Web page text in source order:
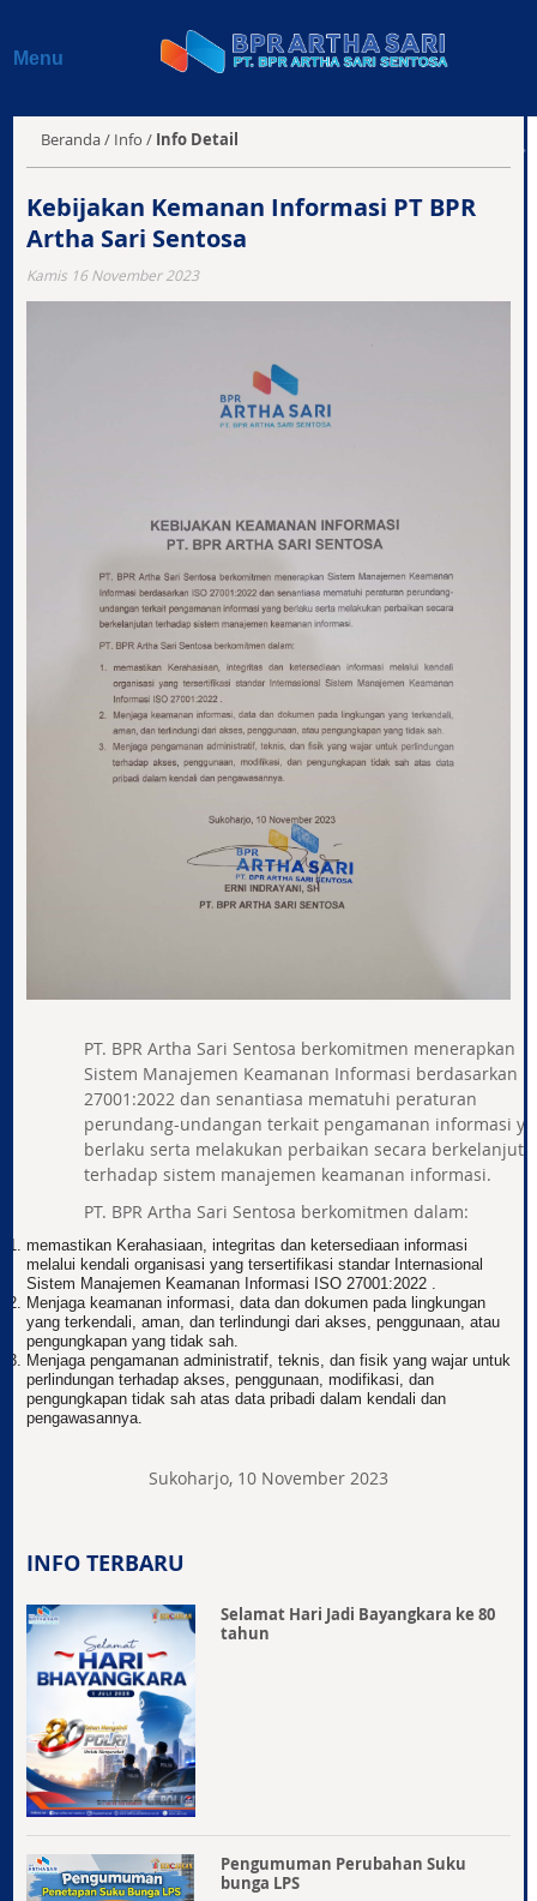
Produk & Layanan
Info BPR
Menu
Beranda/ Info / Info Detail
Kebijakan Kemanan Informasi PT BPR
Artha Sari Sentosa
Kamis 16 November 2023
PT. BPR Artha Sari Sentosa berkomitmen menerapkan
Sistem Manajemen Keamanan Informasi berdasarkan
27001:2022 dan senantiasa mematuhi peraturan
perundang-undangan terkait pengamanan informasi
berlaku serta melakukan perbaikan secara
terhadap sistem manajemen keamanan informasi.
PT. BPR Artha Sari Sentosa berkomitmen dalam:
memastikan Kerahasiaan, integritas dan ketersediaan informasi
melalui kendali organisasi yang tersertifikasi standar Internasional
Sistem Manajemen Keamanan Informasi ISO 27001:2022 .
Menjaga keamanan informasi, data dan dokumen pada lingkungan
yang terkendali, aman, dan terlindungi dari akses, penggunaan, atau
pengungkapan yang tidak sah.
Menjaga pengamanan administratif, teknis, dan fisik yang wajar untuk
perlindungan terhadap akses, penggunaan, modifikasi, dan
pengungkapan tidak sah atas data pribadi dalam kendali dan
pengawasannya.
Sukoharjo, 10 November 2023
INFO TERBARU
Selamat Hari Jadi Bayangkara ke 80
tahun
Pengumuman Perubahan Suku
bunga LPS